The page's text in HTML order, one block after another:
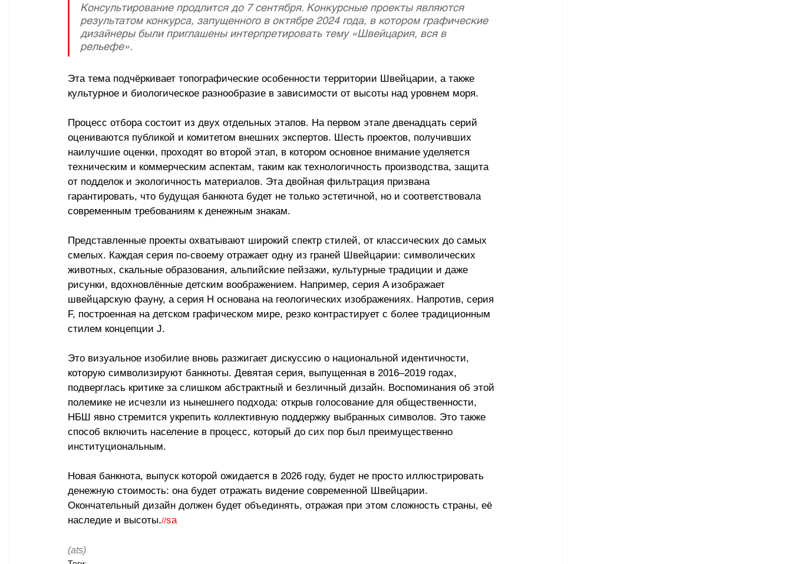
Консультирование продлится до 7 сентября. Конкурсные проекты являются
результатом конкурса, запущенного в октябре 2024 года, в котором графические
дизайнеры были приглашены интерпретировать тему «Швейцария, вся в
рельефе».
Эта тема подчёркивает топографические особенности территории Швейцарии, а также
культурное и биологическое разнообразие в зависимости от высоты над уровнем моря.
Процесс отбора состоит из двух отдельных этапов. На первом этапе двенадцать серий
оцениваются публикой и комитетом внешних экспертов. Шесть проектов, получивших
наилучшие оценки, проходят во второй этап, в котором основное внимание уделяется
техническим и коммерческим аспектам, таким как технологичность производства, защита
от подделок и экологичность материалов. Эта двойная фильтрация призвана
гарантировать, что будущая банкнота будет не только эстетичной, но и соответствовала
современным требованиям к денежным знакам.
Представленные проекты охватывают широкий спектр стилей, от классических до самых
смелых. Каждая серия по-своему отражает одну из граней Швейцарии: символических
животных, скальные образования, альпийские пейзажи, культурные традиции и даже
рисунки, вдохновлённые детским воображением. Например, серия A изображает
швейцарскую фауну, а серия H основана на геологических изображениях. Напротив, серия
F, построенная на детском графическом мире, резко контрастирует с более традиционным
стилем концепции J.
Это визуальное изобилие вновь разжигает дискуссию о национальной идентичности,
которую символизируют банкноты. Девятая серия, выпущенная в 2016–2019 годах,
подверглась критике за слишком абстрактный и безличный дизайн. Воспоминания об этой
полемике не исчезли из нынешнего подхода: открыв голосование для общественности,
НБШ явно стремится укрепить коллективную поддержку выбранных символов. Это также
способ включить население в процесс, который до сих пор был преимущественно
институциональным.
Новая банкнота, выпуск которой ожидается в 2026 году, будет не просто иллюстрировать
денежную стоимость: она будет отражать видение современной Швейцарии.
Окончательный дизайн должен будет объединять, отражая при этом сложность страны, её
наследие и высоты.//sa
(ats)